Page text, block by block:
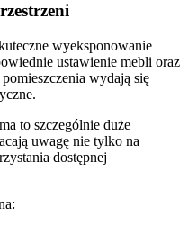
wyeksponowanie
ustawienie mebli oraz
wydają się
to szczególnie duże
uwagę nie tylko na
dostępnej